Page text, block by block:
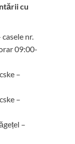
cu
casele nr.
09:00-
–
–
–